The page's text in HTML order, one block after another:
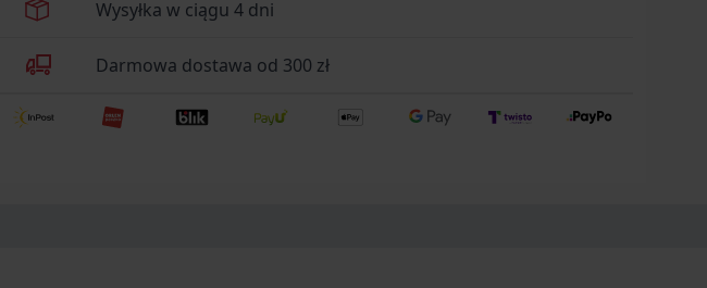
Wysyłka w ciągu 4 dni
Darmowa dostawa od 300 zł